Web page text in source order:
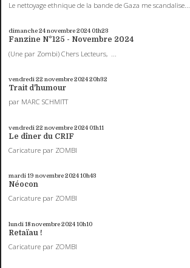
Le nettoyage ethnique de la bande de Gaza me scandalise...
dimanche 24novembre 2024 01h23
Fanzine N°125 - Novembre 2024
(Une par Zombi) Chers Lecteurs, ...
vendredi 22 novembre 202420h32
Trait d'humour
par MARC SCHMITT
vendredi 22 novembre 2024 01h11
Le dîner du CRIF
Caricature par ZOMBI
mardi 19 novembre 202410h43
Néocon
Caricature par ZOMBI
lundi 18novembre 202410h10
Retaïau !
Caricature par ZOMBI